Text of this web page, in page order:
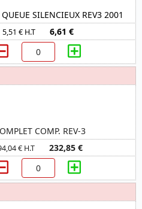
SILENCIEUX REV3 2001
5,51 € H.T 6,61 €
COMP. REV-3
€ H.T 232,85 €